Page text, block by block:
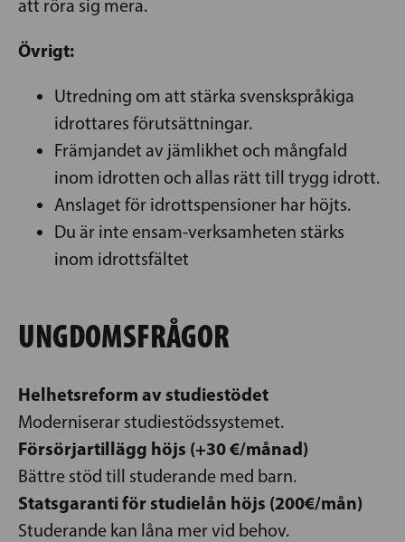
att röra sig mera.
Övrigt:
Utredning om att stärka svenskspråkiga
idrottares förutsättningar.
Främjandet av jämlikhet och mångfald
inom idrotten och allas rätt till trygg idrott.
Anslaget för idrottspensioner har höjts.
Du är inte ensam-verksamheten stärks
inom idrottsfältet
UNGDOMSFRÅGOR
Helhetsreform av studiestödet
Moderniserar studiestödssystemet.
Försörjartillägg höjs (+30 €/månad)
Bättre stöd till studerande med barn.
Statsgaranti för studielån höjs (200€/mån)
Studerande kan låna mer vid behov.